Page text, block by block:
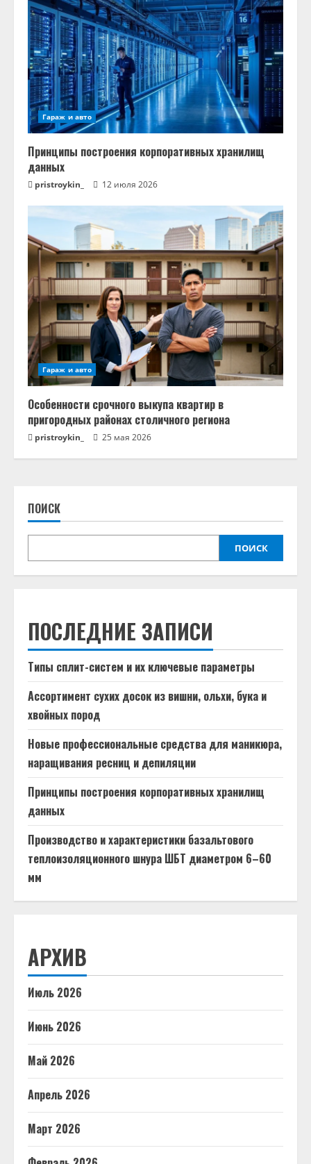
Гараж и авто
Принципы построения корпоративных хранилищ
данных
pristroykin_ 12 июля 2026
Гараж и авто
Особенности срочного выкупа квартир в
пригородных районах столичного региона
pristroykin_ 25 мая 2026
ПОИСК
ПОИСК
ПОСЛЕДНИЕ ЗАПИСИ
Типы сплит-систем и их ключевые параметры
Ассортимент сухих досок из вишни, ольхи, бука и
хвойных пород
Новые профессиональные средства для маникюра,
наращивания ресниц и депиляции
Принципы построения корпоративных хранилищ
данных
Производство и характеристики базальтового
теплоизоляционного шнура ШБТ диаметром 6–60
мм
АРХИВ
Июль 2026
Июнь 2026
Май 2026
Апрель 2026
Март 2026